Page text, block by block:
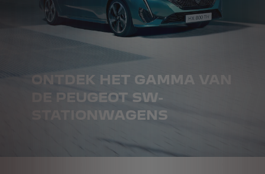
ONTDEK HET GAMMA VAN
DE PEUGEOT SW-
STATIONWAGENS